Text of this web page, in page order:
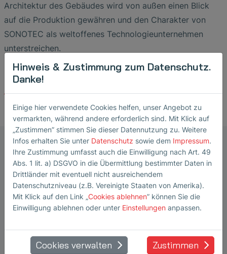
Architektur des Gebäudes wird von außen einen Blick
auf die Produktion gewähren und den Charakter von
SONOTEC als weltoffenes Technologieunternehmen
unterstreichen.
Zurück zur Übersicht
Unternehmenskommunikation und
Marketing
Marcus Zawatzki
Marcus Zawatzki verantortet bei der
SONOTEC GmbH als Corporate
das Standortmarketing sowie die
Unternehmenskommunikation. In
Hinweis & Zustimmung zum Datenschutz.
Danke!
Einige hier verwendete Cookies helfen, unser Angebot zu
vermarkten, während andere erforderlich sind. Mit Klick auf
„Zustimmen” stimmen Sie dieser Datennutzung zu. Weitere
Infos erhalten Sie unter Datenschutz sowie dem Impressum.
Ihre Zustimmung umfasst auch die Einwilligung nach Art. 49
Abs. 1 lit. a) DSGVO in die Übermittlung bestimmter Daten in
Drittländer mit eventuell nicht ausreichendem
Datenschutzniveau (z.B. Vereinigte Staaten von Amerika).
Mit Klick auf den Link „Cookies ablehnen” können Sie die
Einwilligung ablehnen oder unter Einstellungen anpassen.
Cookies verwalten Zustimmen